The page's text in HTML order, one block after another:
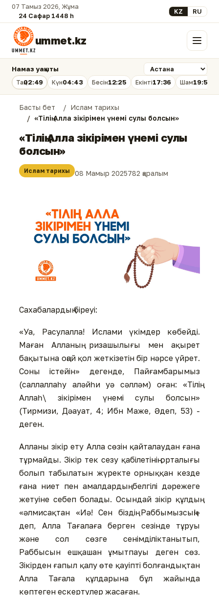
07 Тамыз 2026, Жұма
24 Сафар 1448 һ.
Select your
KZ RU
ummet.kz Мәзір
Намаз уақыты
Таң02:49 Күн04:43 Бесін12:25 Екінті17:36 Шам19:56
Басты бет
Ислам тарихы
«Тілің Алла зікірімен үнемі сулы болсын»
«Тілің Алла зікірімен үнемі сулы
болсын»
Ислам тарихы 08 Мамыр 2025782 қаралым
Сахабалардың біреуі:
«Уа, Расулалла! Ислами үкімдер көбейді.
Маған Алланың ризашылығы мен ақырет
бақытына оңай қол жеткізетін бір нәрсе үйрет.
Соны істейін» дегенде, Пайғамбарымыз
(саллаллаһу аләйһи уә сәлләм) оған: «Тілің
Аллаһ\ зікірімен үнемі сулы болсын»
(Тирмизи, Дәауат, 4; Ибн Маже, Әдеп, 53) -
деген.
Алланы зікір ету Алла сөзін қайталаудан ғана
тұрмайды. Зікір тек сезу қабілетінің орталығы
болып табылатын жүректе орныққан кезде
ғана ниет пен амалдардың белгілі дәрежеге
жетуіне себеп болады. Осындай зікір құлдың
«әлмисақтан «Иә! Сен біздің Раббымызсың!»
деп, Алла Тағалаға берген сезінде тұруы
және сол сөзге сенімділіктанытып,
Раббысын ешқашан ұмытпауы деген сөз.
Зікірден ғапыл қалу өте қауіпті болғандықтан
Алла Тағала құлдарына бұл жайында
көптеген ескертулер жасаған.